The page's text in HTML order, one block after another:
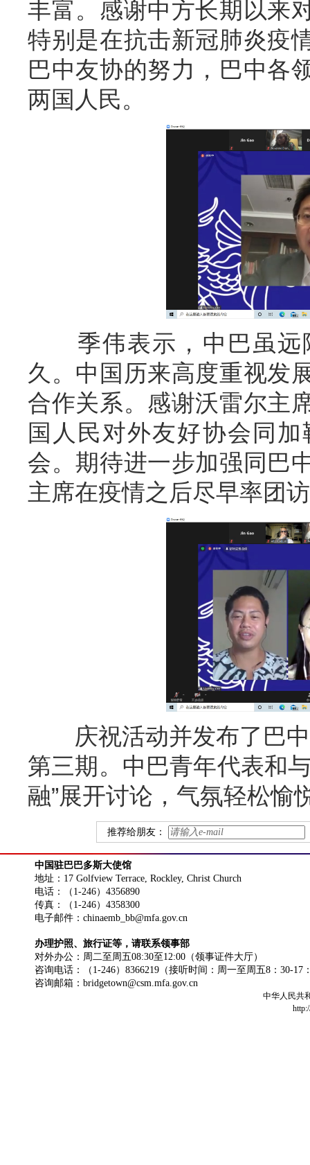
丰富。感谢中方长期以来
特别是在抗击新冠肺炎疫
巴中友协的努力，巴中各
两国人民。
季伟表示，中巴虽远
久。中国历来高度重视发
合作关系。感谢沃雷尔主
国人民对外友好协会同
会。期待进一步加强同巴
主席在疫情之后尽早率团
庆祝活动并发布了巴中
第三期。中巴青年代表和
融”展开讨论，气氛轻松愉
推荐给朋友：
中国驻巴巴多斯大使馆
地址：17 Golfview Terrace, Rockley, Christ Church
电话：（1-246）4356890
传真：（1-246）4358300
电子邮件：chinaemb_bb@mfa.gov.cn
办理护照、旅行证等，请联系领事部
对外办公：周二至周五08:30至12:00（领事证件大厅）
咨询电话：（1-246）8366219（接听时间：周一至周五8：30-17
咨询邮箱：bridgetown@csm.mfa.gov.cn
中华人民共